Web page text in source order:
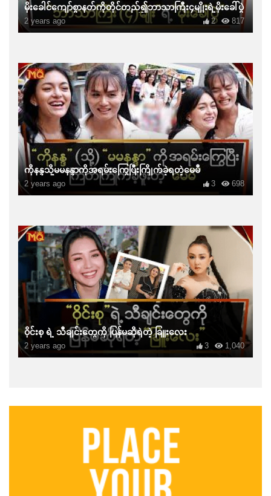
မိုးခေါင်ကျော်စွာနတ်ကိုတိုင်တည်၍ဘာသာကြီး၄မျိုးရဲ့မိုးခေါ်ပွဲ
2 years ago 817
2
ကိုနန္ဒသို့မမနန္ဒာကိုအရမ်းကြွေပြီးကြိုက်ခဲ့ရတဲ့မေမီ
2 years ago 698
3
ဝိုင်းစု ရဲ့ သီချင်းတွေကို ပြန်မဆိုရဲတဲ့ ခြူးလေး
2 years ago 1,040
3